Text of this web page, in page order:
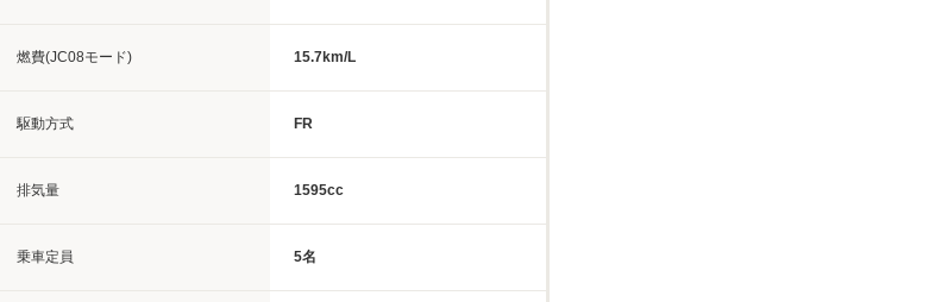
燃費(JC08モード) 15.7km/L
駆動方式 FR
排気量 1595cc
乗車定員 5名